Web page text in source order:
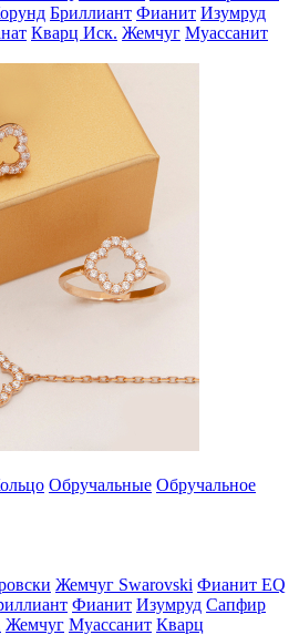
Бриллиант Фианит Изумруд
Кварц Иск. Жемчуг Муассанит
Обручальные Обручальное
Жемчуг Swarovski Фианит EQ
Фианит Изумруд Сапфир
Жемчуг Муассанит Кварц